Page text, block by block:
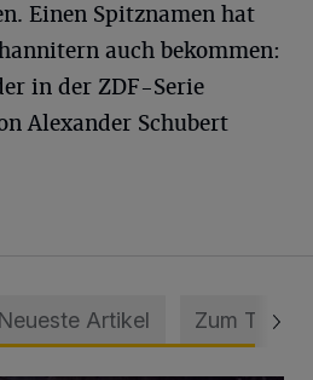
Einen Spitznamen hat
auch bekommen:
in der ZDF-Serie
Alexander Schubert
Neueste Artikel Zum Thema